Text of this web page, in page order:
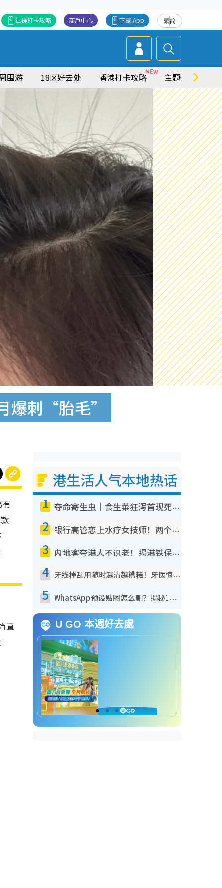
繁简
下載 App
商戶中心
社群打卡攻略
周围游 18区好去处 香港打卡攻略 主题特集
爆刺“胎毛”
有
直
港生活人气本地热话
1 夺命寄生虫｜食生菜狂泻首现死者！疫潮恶化录1.8万宗病例 揭洗菜3大谬误
2 银行高管恋上水疗女技师！两个月借128万惊觉“沉船”沉落火海 揭背后疑似邪教操控卖淫
3 内地客夸港人不识老！揭港铁保鲜级冷气 港人求放过：别投诉
4 牙线棒乱用随时越清越糟糕！牙医惊揭盲目过户细菌恐致蛀牙：这种才是日常真保养
5 WhatsApp预设贴图怎么删？揭秘1招“反向操作”还原简洁界面 附3步实测教程
U GO 本週好去處